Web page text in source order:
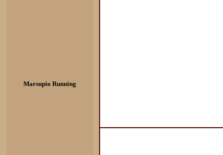
Marsupio Running